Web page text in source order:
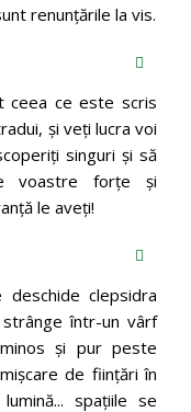
renunțările la vis.
ceea ce este scris
și veți lucra voi
singuri și să
voastre forțe și
le aveți!
clepsidra
într-un vârf
și pur peste
de ființări în
spațiile se